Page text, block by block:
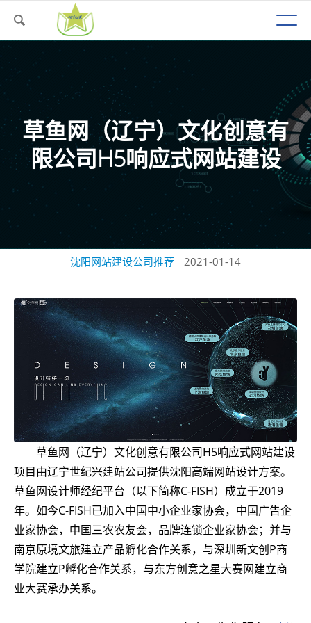
草鱼网（辽宁）文化创意有
限公司H5响应式网站建设
沈阳网站建设公司推荐 2021-01-14
草鱼网（辽宁）文化创意有限公司H5响应式网站建设
项目由辽宁世纪兴建站公司提供沈阳高端网站设计方案。
草鱼网设计师经纪平台（以下简称C-FISH）成立于2019
年。如今C-FISH已加入中国中小企业家协会，中国广告企
业家协会，中国三农农友会，品牌连锁企业家协会；并与
南京原境文旅建立产品孵化合作关系，与深圳新文创P商
学院建立P孵化合作关系，与东方创意之星大赛网建立商
业大赛承办关系。